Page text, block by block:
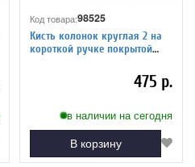
Код товара:98525
Кисть колонок круглая 2 на
короткой ручке покрытой
475 р.
в наличии на сегодня
В корзину